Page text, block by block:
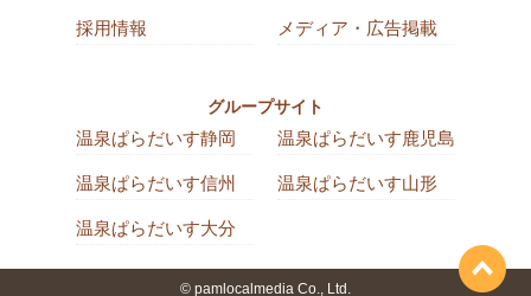
採用情報 メディア・広告掲載
グループサイト
温泉ぱらだいす静岡 温泉ぱらだいす鹿児島
温泉ぱらだいす信州 温泉ぱらだいす山形
温泉ぱらだいす大分
© pamlocalmedia Co., Ltd.